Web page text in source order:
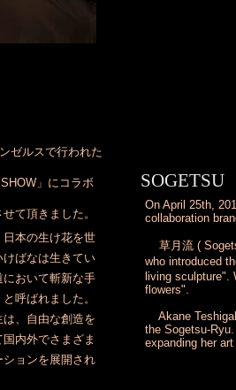
ゼルスで行われた
」にコラボ
て頂きました。
日本の生け花を世
ばなは生きてい
おいて斬新な手
呼ばれました。
、自由な創造を
内外でさまざま
ョンを展開され
SOGETSU
On April 25th,
collaboration
草月流 (
who introduced
living sculpture".
flowers".
Akane
the Sogetsu-
expanding her